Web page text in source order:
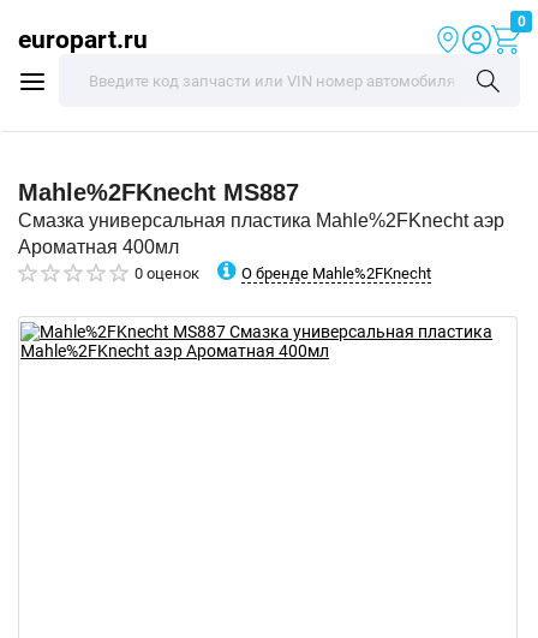
europart.ru
0
Mahle%2FKnecht MS887
Смазка универсальная пластика Mahle%2FKnecht аэр
Ароматная 400мл
0 оценок О бренде Mahle%2FKnecht